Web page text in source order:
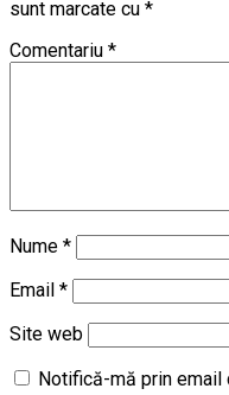
sunt marcate cu *
Comentariu *
Nume *
Email *
Site web
Notifică-mă prin email